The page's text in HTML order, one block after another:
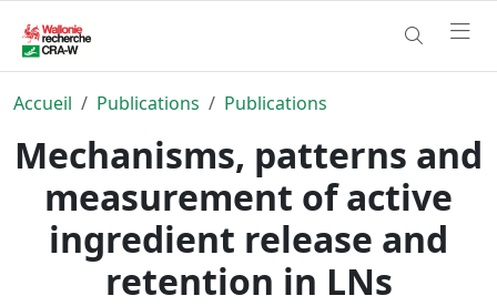
Accueil Publications Publications
Mechanisms, patterns and
measurement of active
ingredient release and
retention in LNs